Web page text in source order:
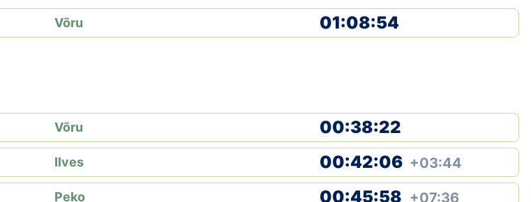
Võru 01:08:54
Võru 00:38:22
Ilves 00:42:06 +03:44
Peko 00:45:58 +07:36